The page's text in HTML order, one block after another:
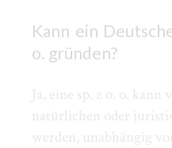
Kann ein
o. gründen?
Ja, eine sp. z o. o.
natürlichen oder
werden, unabhängig